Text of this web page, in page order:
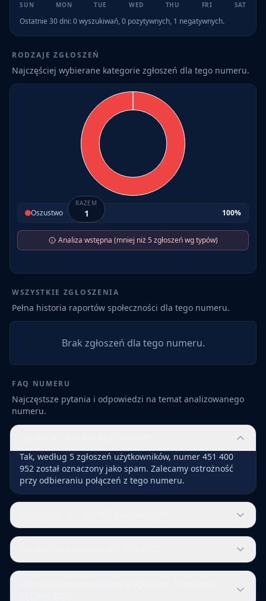
SUN MON TUE WED THU FRI SAT
Ostatnie 30 dni:0wyszukiwań,0 pozytywnych, 1 negatywnych.
RODZAJE ZGŁOSZEŃ
Najczęściej wybierane kategorie zgłoszeń dla tego numeru.
RAZEM
1
Oszustwo 100%
Analiza wstępna (mniej niż 5 zgłoszeń wg typów)
WSZYSTKIE ZGŁOSZENIA
Pełna historia raportów społeczności dla tego numeru.
Brak zgłoszeń dla tego numeru.
FAQ NUMERU
Najczęstsze pytania i odpowiedzi na temat analizowanego
numeru.
Tak, według 5 zgłoszeń użytkowników, numer 451 400
952 został oznaczony jako spam. Zalecamy ostrożność
przy odbieraniu połączeń z tego numeru.